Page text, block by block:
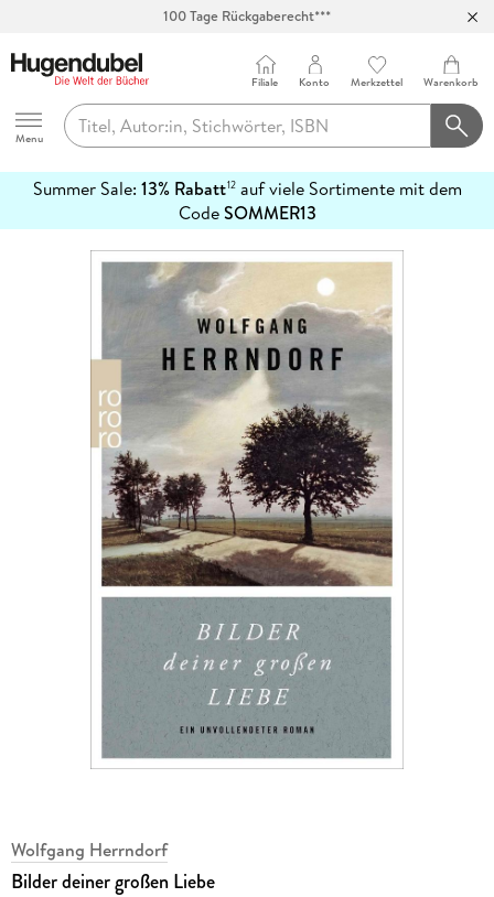
100 Tage Rückgaberecht***
Hugendubel
Menu
Filiale Konto Merkzettel Warenkorb
Summer Sale: 13% Rabatt12auf viele Sortimente mit dem
CodeSOMMER13
erfahren
Wolfgang Herrndorf
Bilder deiner großen Liebe